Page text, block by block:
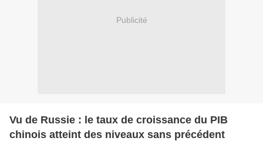
Publicité
Vu de Russie : le taux de croissance du PIB
chinois atteint des niveaux sans précédent